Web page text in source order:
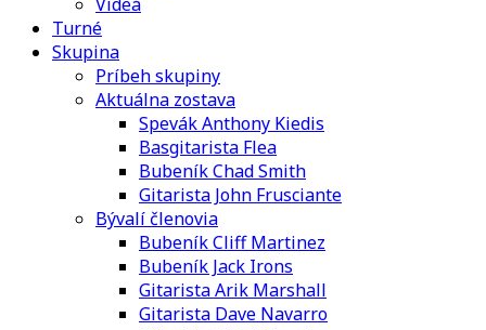
Turné
Skupina
Príbeh skupiny
Aktuálna zostava
Spevák Anthony Kiedis
Basgitarista Flea
Bubeník Chad Smith
Gitarista John Frusciante
Bývalí členovia
Bubeník Cliff Martinez
Bubeník Jack Irons
Gitarista Arik Marshall
Gitarista Dave Navarro